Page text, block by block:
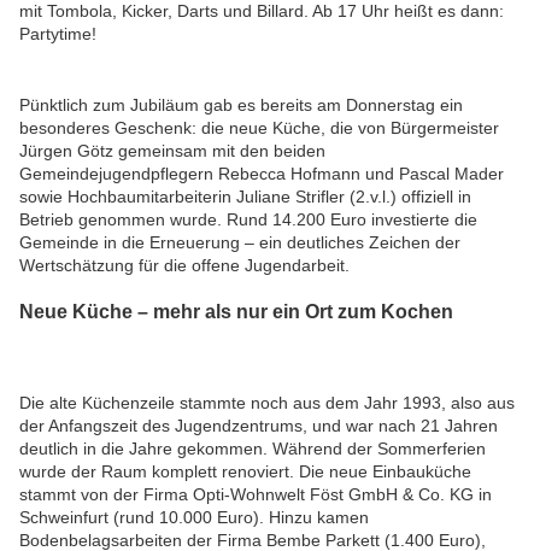
mit Tombola, Kicker, Darts und Billard. Ab 17 Uhr heißt es dann:
Partytime!
Pünktlich zum Jubiläum gab es bereits am Donnerstag ein
besonderes Geschenk: die neue Küche, die von Bürgermeister
Jürgen Götz gemeinsam mit den beiden
Gemeindejugendpflegern Rebecca Hofmann und Pascal Mader
sowie Hochbaumitarbeiterin Juliane Strifler (2.v.l.) offiziell in
Betrieb genommen wurde. Rund 14.200 Euro investierte die
Gemeinde in die Erneuerung – ein deutliches Zeichen der
Wertschätzung für die offene Jugendarbeit.
Neue Küche – mehr als nur ein Ort zum Kochen
Die alte Küchenzeile stammte noch aus dem Jahr 1993, also aus
der Anfangszeit des Jugendzentrums, und war nach 21 Jahren
deutlich in die Jahre gekommen. Während der Sommerferien
wurde der Raum komplett renoviert. Die neue Einbauküche
stammt von der Firma Opti-Wohnwelt Föst GmbH & Co. KG in
Schweinfurt (rund 10.000 Euro). Hinzu kamen
Bodenbelagsarbeiten der Firma Bembe Parkett (1.400 Euro),